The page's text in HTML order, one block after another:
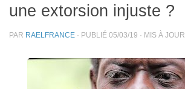
une extorsion injuste ?
PAR RAELFRANCE · PUBLIÉ 05/03/19 · MIS À JOUR